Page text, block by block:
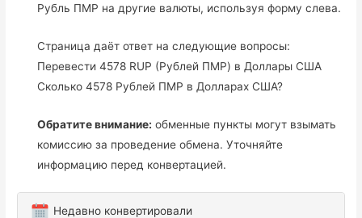
Рубль ПМР на другие валюты, используя форму слева.
Страница даёт ответ на следующие вопросы:
Перевести 4578 RUP (Рублей ПМР) в Доллары США
Сколько 4578 Рублей ПМР в Долларах США?
Обратите внимание: обменные пункты могут взымать
комиссию за проведение обмена. Уточняйте
информацию перед конвертацией.
Недавно конвертировали